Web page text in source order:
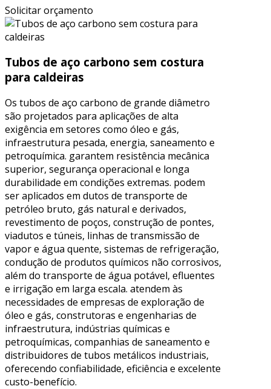
Solicitar orçamento
Tubos de aço carbono sem costura
para caldeiras
Os tubos de aço carbono de grande diâmetro
são projetados para aplicações de alta
exigência em setores como óleo e gás,
infraestrutura pesada, energia, saneamento e
petroquímica. garantem resistência mecânica
superior, segurança operacional e longa
durabilidade em condições extremas. podem
ser aplicados em dutos de transporte de
petróleo bruto, gás natural e derivados,
revestimento de poços, construção de pontes,
viadutos e túneis, linhas de transmissão de
vapor e água quente, sistemas de refrigeração,
condução de produtos químicos não corrosivos,
além do transporte de água potável, efluentes
e irrigação em larga escala. atendem às
necessidades de empresas de exploração de
óleo e gás, construtoras e engenharias de
infraestrutura, indústrias químicas e
petroquímicas, companhias de saneamento e
distribuidores de tubos metálicos industriais,
oferecendo confiabilidade, eficiência e excelente
custo-benefício.